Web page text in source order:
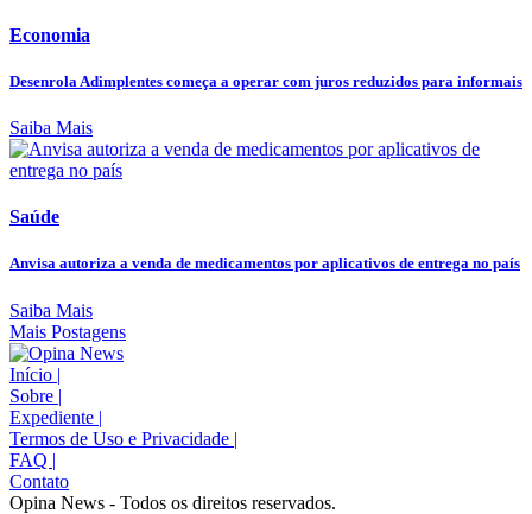
Economia
Desenrola Adimplentes começa a operar com juros reduzidos para informais
Saiba Mais
Saúde
Anvisa autoriza a venda de medicamentos por aplicativos de entrega no país
Saiba Mais
Mais Postagens
Início |
Sobre |
Expediente |
Termos de Uso e Privacidade |
FAQ |
Contato
Opina News - Todos os direitos reservados.